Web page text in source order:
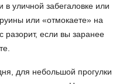
в уличной забегаловке или
или «отмокаете» на
разорит, если вы заранее
для небольшой прогулки